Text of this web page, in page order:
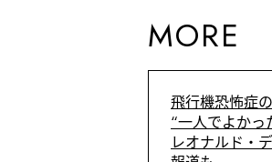
MORE
飛行機恐怖症
“一人でよか
レオナルド・